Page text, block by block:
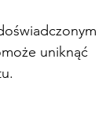
uniknąć